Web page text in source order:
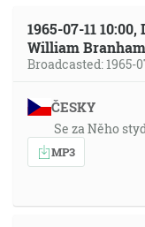
1965-07-11
William
Broadcasted: 1965-
ČESKY
Se za Něho
MP3